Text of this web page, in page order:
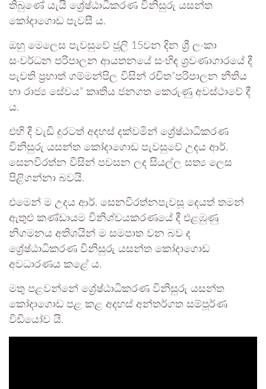
තිබුණේ යැයි ශ්‍රේෂ්ඨාධිකරණ විනිසුරු යසන්ත
කෝදාගොඩ පැවසී ය.
ඔහු මෙලෙස පැවසුවේ ජූලි 15වන දින ශ්‍රී ලංකා
සංවර්ධන පරිපාලන ආයතනයේ සංහිඳ ශ්‍රවණාගාරයේ දී
පැවති ප්‍රභාත් ගම්මන්පිල විසින් රචිත”පරිපාලන නීතිය
හා රාජ්‍ය සේවය” කෘතිය ජනගත කෙරුණු අවස්ථාවේ දී
ය.
එහි දී වැඩි දුරටත් අදහස් දක්වමින් ශ්‍රේෂ්ඨාධිකරණ
විනිසුරු යසන්ත කෝදාගොඩ පැවසුවේ උදය ආර්.
සෙනවිරත්න විසින් පවසන ලද සියල්ල සත්‍ය ලෙස
පිළිගන්නා බවයි.
එමෙන් ම උදය ආර්. සෙනවිරත්නපැවසූ දෙයත් තමන්
ඇතුළු කණ්ඩායම විනිශ්චයකරණයේ දී එළඹුණු
නිගමනය අතිශයින් ම සමපාත වන බව ද
ශ්‍රේෂ්ඨාධිකරණ විනිසුරු යසන්ත කෝදාගොඩ
අවධාරණය කළේ ය.
මතු පළවන්නේ ශ්‍රේෂ්ඨාධිකරණ විනිසුරු යසන්ත
කෝදාගොඩ පළ කළ අදහස් අන්තර්ගත සම්පූර්ණ
විඩියෝව යි.